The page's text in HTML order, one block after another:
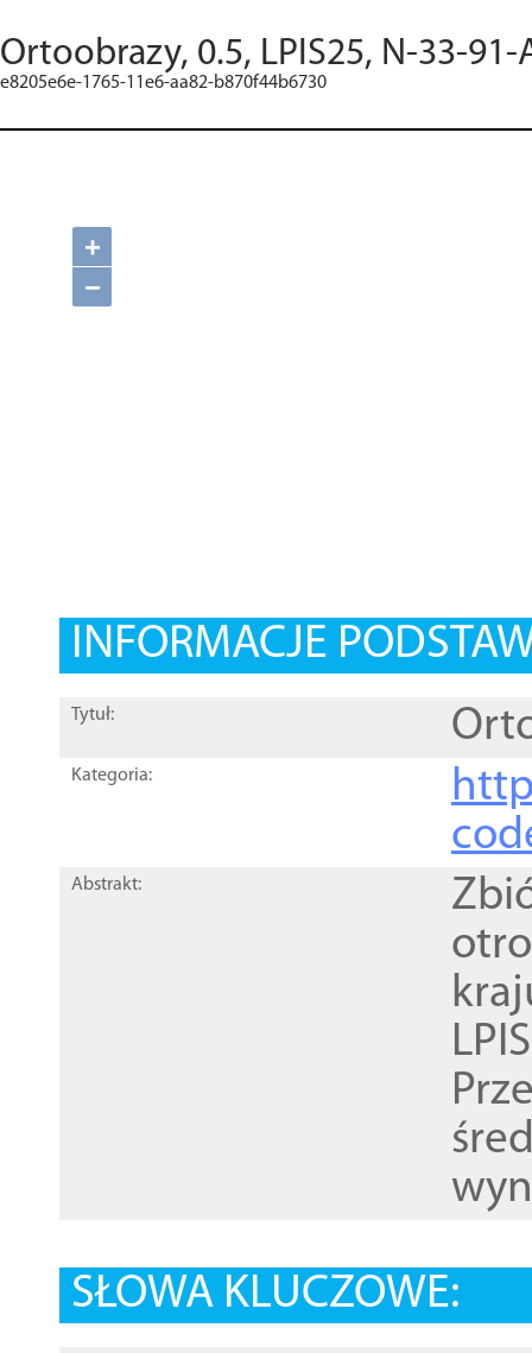
Ortoobrazy, 0.5, LPIS25, N-33-
e8205e6e-1765-11e6-aa82-b870f44b6730
+
−
INFORMACJE
Tytuł:
Kategoria:
Abstrakt:
SŁOWA KLUCZOWE: